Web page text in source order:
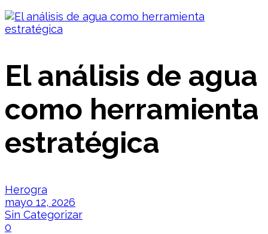
El análisis de agua
como herramienta
estratégica
Herogra
mayo 12, 2026
Sin Categorizar
0